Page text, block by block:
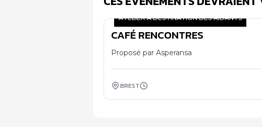
07
11
ATELIER À DESTINATION DES AIDANTS
CAFÉ RENCONTRES
Proposé par Asperansa
BREST